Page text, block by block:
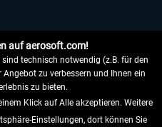
auf aerosoft.com!
technisch notwendig (z.B. für den
zu verbessern und Ihnen ein
zu bieten.
Klick auf Alle akzeptieren. Weitere
Einstellungen, dort können Sie